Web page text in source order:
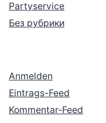
Partyservice
Без рубрики
Anmelden
Eintrags-Feed
Kommentar-Feed